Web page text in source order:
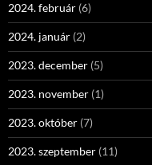
2024. február (6)
2024. január (2)
2023. december (5)
2023. november (1)
2023. október (7)
2023. szeptember (11)